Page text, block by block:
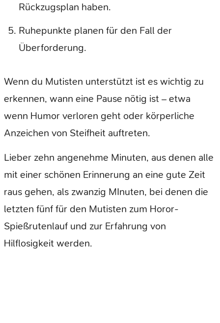
Rückzugsplan haben.
Ruhepunkte planen für den Fall der
Überforderung.
Wenn du Mutisten unterstützt ist es wichtig zu
erkennen, wann eine Pause nötig ist – etwa
wenn Humor verloren geht oder körperliche
Anzeichen von Steifheit auftreten.
Lieber zehn angenehme Minuten, aus denen alle
mit einer schönen Erinnerung an eine gute Zeit
raus gehen, als zwanzig MInuten, bei denen die
letzten fünf für den Mutisten zum Horor-
Spießrutenlauf und zur Erfahrung von
Hilflosigkeit werden.